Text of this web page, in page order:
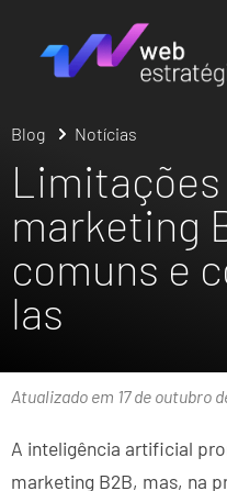
Blog Notícias
Limitações
marketing
comuns e
las
Atualizado em 17 de outubro
A inteligência artificial
marketing B2B, mas, na